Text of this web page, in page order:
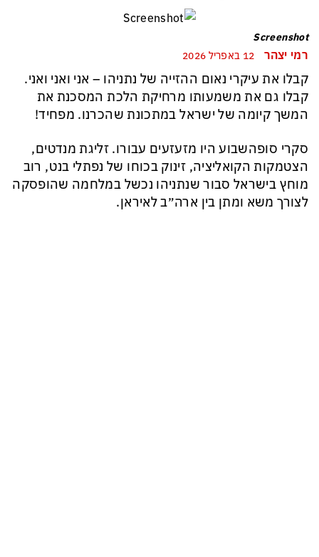
Screenshot
רמי יצהר
קבלו את עיקרי נאום ההזייה של נתניהו – אני ואני ואני.
קבלו גם את משמעותו מרחיקת הלכת המסכנת את
המשך קיומה של ישראל במתכונת שהכרנו. מפחיד!
סקרי סופהשבוע היו מזעזעים עבורו. זליגת מנדטים,
הצטמקות הקואליציה, זינוק בכוחו של נפתלי בנט, רוב
מוחץ בישראל סבור שנתניהו נכשל במלחמה שהופסקה
לצורך משא ומתן בין ארה״ב לאיראן.